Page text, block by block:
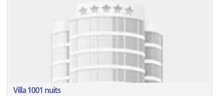
Villa 1001 nuits